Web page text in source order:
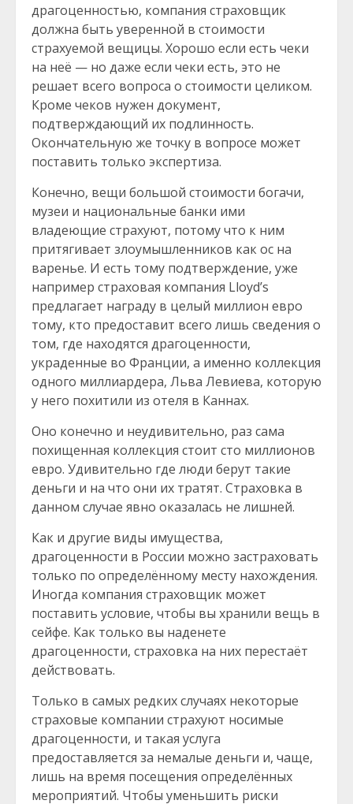
драгоценностью, компания страховщик
должна быть уверенной в стоимости
страхуемой вещицы. Хорошо если есть чеки
на неё — но даже если чеки есть, это не
решает всего вопроса о стоимости целиком.
Кроме чеков нужен документ,
подтверждающий их подлинность.
Окончательную же точку в вопросе может
поставить только экспертиза.
Конечно, вещи большой стоимости богачи,
музеи и национальные банки ими
владеющие страхуют, потому что к ним
притягивает злоумышленников как ос на
варенье. И есть тому подтверждение, уже
например страховая компания Lloyd’s
предлагает награду в целый миллион евро
тому, кто предоставит всего лишь сведения о
том, где находятся драгоценности,
украденные во Франции, а именно коллекция
одного миллиардера, Льва Левиева, которую
у него похитили из отеля в Каннах.
Оно конечно и неудивительно, раз сама
похищенная коллекция стоит сто миллионов
евро. Удивительно где люди берут такие
деньги и на что они их тратят. Страховка в
данном случае явно оказалась не лишней.
Как и другие виды имущества,
драгоценности в России можно застраховать
только по определённому месту нахождения.
Иногда компания страховщик может
поставить условие, чтобы вы хранили вещь в
сейфе. Как только вы наденете
драгоценности, страховка на них перестаёт
действовать.
Только в самых редких случаях некоторые
страховые компании страхуют носимые
драгоценности, и такая услуга
предоставляется за немалые деньги и, чаще,
лишь на время посещения определённых
мероприятий. Чтобы уменьшить риски